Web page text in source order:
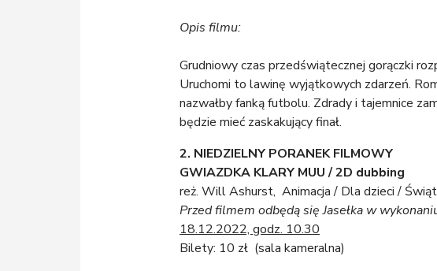
Opis filmu:
Grudniowy czas przedświątecznej gorączki
Uruchomi to lawinę wyjątkowych zdarzeń.
nazwałby fanką futbolu. Zdrady i tajemnice
będzie mieć zaskakujący finał.
2. NIEDZIELNY PORANEK FILMOWY
GWIAZDKA KLARY MUU / 2D dubbing
reż. Will Ashurst, Animacja / Dla dzieci /
Przed filmem odbędą się Jasełka w
18.12.2022, godz. 10.30
Bilety: 10 zł (sala kameralna)